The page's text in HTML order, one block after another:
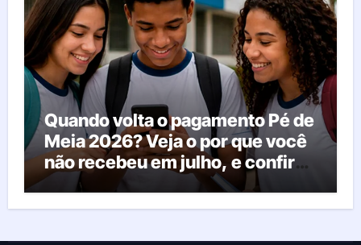
Quando volta o pagamento Pé de
Meia 2026? Veja o por que você
não recebeu em julho, e confira
o calendário oficial